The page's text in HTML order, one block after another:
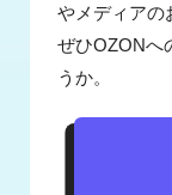
やメディアの
ぜひOZONへ
うか。